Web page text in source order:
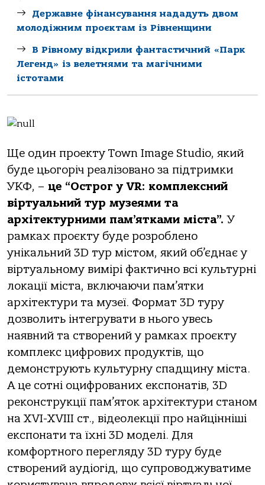
Державне фінансування нададуть двом
молодіжним проєктам із Рівненщини
В Рівному відкрили фантастичний «Парк
Легенд» із велетнями та магічними
істотами
Ще один проекту Town Image Studio, який
буде цьогоріч реалізовано за підтримки
УКФ, – це “Острог у VR: комплексний
віртуальний тур музеями та
архітектурними пам’ятками міста”.У
рамках проєкту буде розроблено
унікальний 3D тур містом, який об’єднає у
віртуальному вимірі фактично всі культурні
локації міста, включаючи пам’ятки
архітектури та музеї. Формат 3D туру
дозволить інтегрувати в нього увесь
наявний та створений у рамках проєкту
комплекс цифрових продуктів, що
демонструють культурну спадщину міста.
А це сотні оцифрованих експонатів, 3D
реконструкції пам’яток архітектури станом
на XVI-XVIII ст., відеолекції про найцінніші
експонати та їхні 3D моделі. Для
комфортного перегляду 3D туру буде
створений аудіогід, що супроводжуватиме